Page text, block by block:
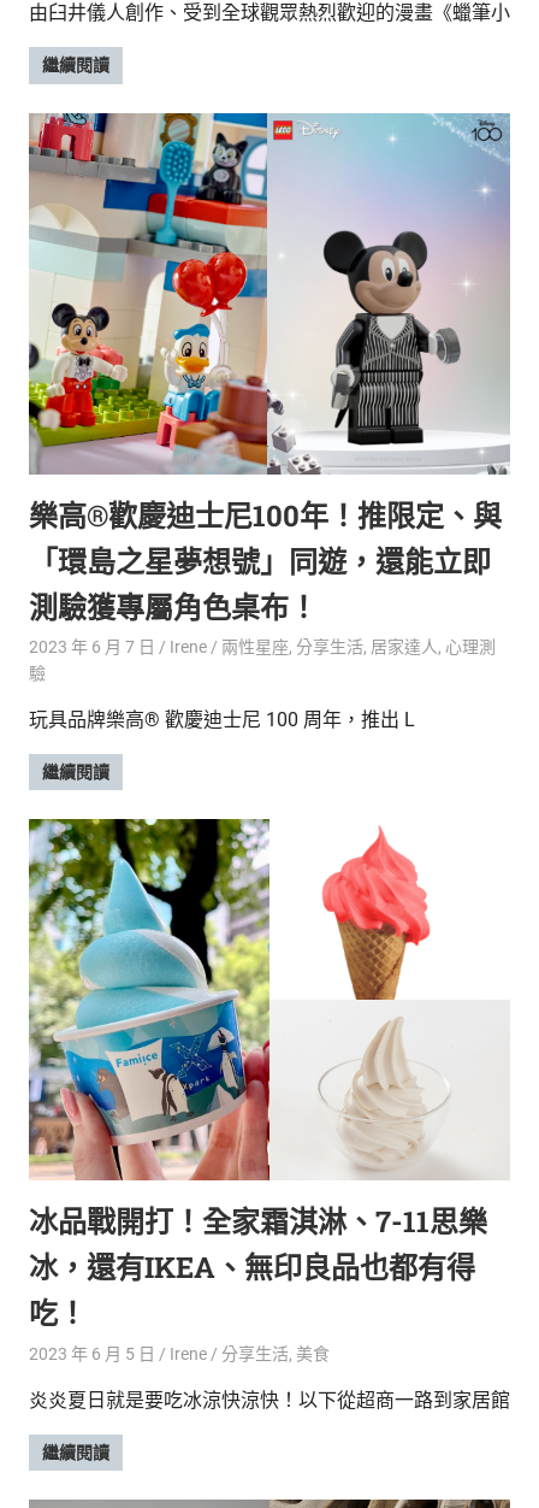
由臼井儀人創作、受到全球觀眾熱烈歡迎的漫畫《蠟筆小
繼續閱讀
樂高®歡慶迪士尼100年！推限定、與
「環島之星夢想號」同遊，還能立即
測驗獲專屬角色桌布！
2023 年 6 月 7 日 Irene 兩性星座, 分享生活, 居家達人, 心理測
驗
玩具品牌樂高® 歡慶迪士尼 100 周年，推出 L
繼續閱讀
冰品戰開打！全家霜淇淋、7-11思樂
冰，還有IKEA、無印良品也都有得
吃！
2023 年 6 月 5 日 Irene 分享生活, 美食
炎炎夏日就是要吃冰涼快涼快！以下從超商一路到家居館
繼續閱讀